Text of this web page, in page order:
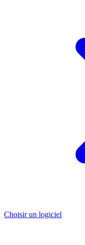
Choisir un logiciel